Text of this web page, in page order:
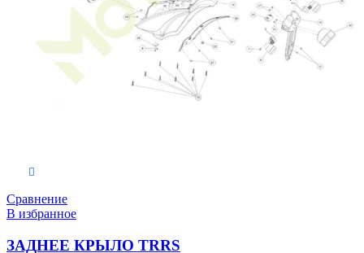
Сравнение
В избранное
ЗАДНЕЕ КРЫЛО TRRS